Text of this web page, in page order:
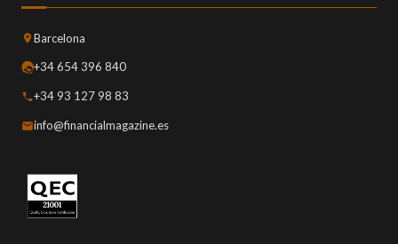
Barcelona
+34 654 396 840
+34 93 127 98 83
info@financialmagazine.es